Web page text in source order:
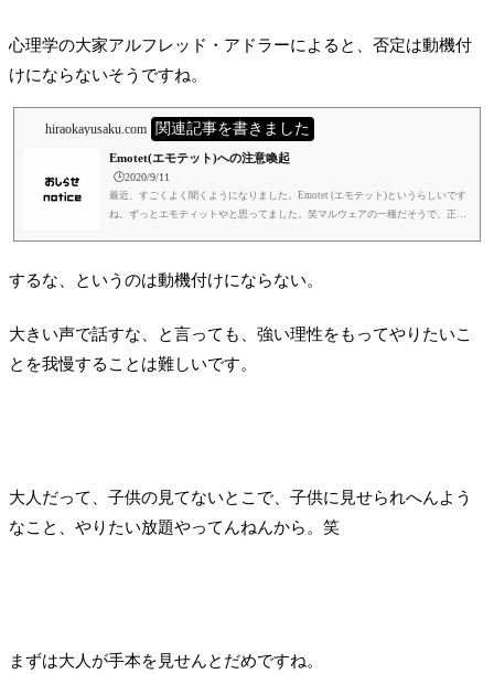
心理学の大家アルフレッド・アドラーによると、否定は動機付
けにならないそうですね。
hiraokayusaku.com 関連記事を書きました
Emotet(エモテット)への注意喚起
🕒️2020/9/11
最近、すごくよく聞くようになりました。Emotet (エモテット)というらしいです
ね。ずっとエモティットやと思ってました。笑マルウェアの一種だそうで、正直
まうと何のことはない。横文字ゆうだけで町工場の人間の頭には入ってきにくい
んですよね。エチケットかオムレットか知らんけど、俺らようわからんわ、わは
するな、というのは動機付けにならない。
大きい声で話すな、と言っても、強い理性をもってやりたいこ
とを我慢することは難しいです。
大人だって、子供の見てないとこで、子供に見せられへんよう
なこと、やりたい放題やってんねんから。笑
まずは大人が手本を見せんとだめですね。